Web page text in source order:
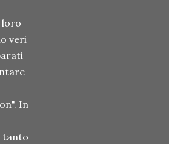
loro
veri
In
tanto